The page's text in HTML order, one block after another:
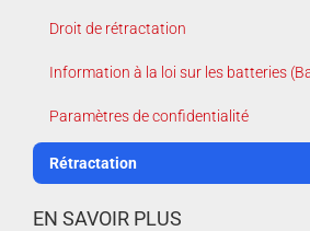
Droit de rétractation
Information à la loi sur les batteries
Paramètres de confidentialité
Rétractation
EN SAVOIR PLUS